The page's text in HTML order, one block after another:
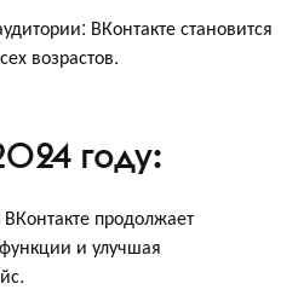
ВКонтакте становится
возрастов.
году:
продолжает
и улучшая